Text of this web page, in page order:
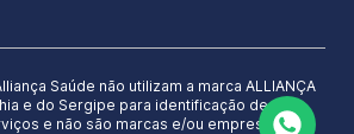
Saúde não utilizam a marca ALLIANÇA
e do Sergipe para identificação de seus
e não são marcas e/ou empresas